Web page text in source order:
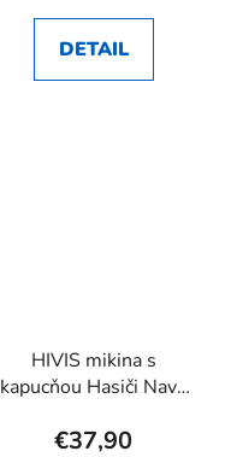
DETAIL
HIVIS mikina s
kapucňou Hasiči Navy
€37,90